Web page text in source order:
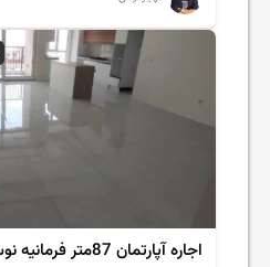
اجاره آپارتمان 87متر فرمانیه نوساز